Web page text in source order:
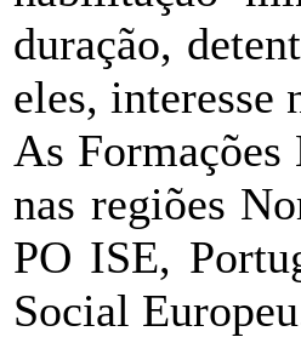
duração,
eles, interesse
As Formações
nas regiões
PO ISE,
Social